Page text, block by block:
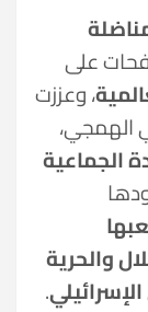
على
، وعززت
الهمجي،
الجماعية
والحرية
.